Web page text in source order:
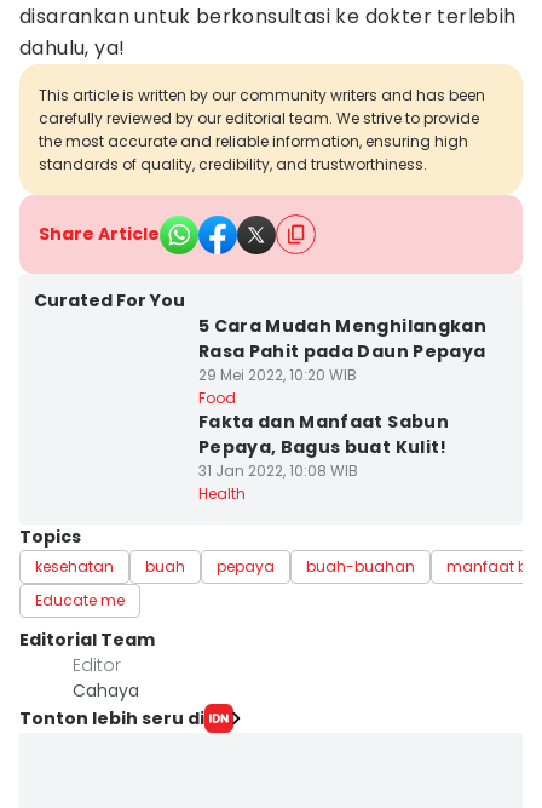
disarankan untuk berkonsultasi ke dokter terlebih
dahulu, ya!
This article is written by our community writers and has been
carefully reviewed by our editorial team. We strive to provide
the most accurate and reliable information, ensuring high
standards of quality, credibility, and trustworthiness.
Share Article
Curated For You
5 Cara Mudah Menghilangkan
Rasa Pahit pada Daun Pepaya
29 Mei 2022, 10:20 WIB
Food
Fakta dan Manfaat Sabun
Pepaya, Bagus buat Kulit!
31 Jan 2022, 10:08 WIB
Health
Topics
kesehatan buah pepaya buah-buahan
manfaat
Educate me
Editorial Team
Editor
Cahaya
Tonton lebih seru di